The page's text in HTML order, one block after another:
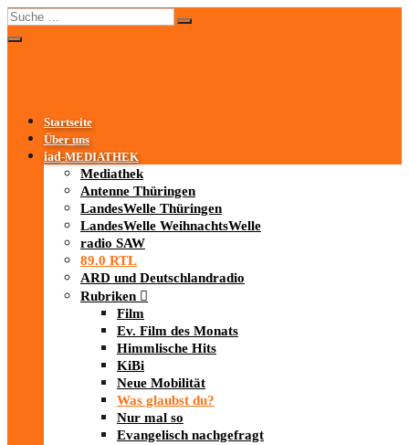
Startseite
Über uns
iad-MEDIATHEK
Mediathek
Antenne Thüringen
LandesWelle Thüringen
LandesWelle WeihnachtsWelle
radio SAW
89.0 RTL
ARD und Deutschlandradio
Rubriken
Film
Ev. Film des Monats
Himmlische Hits
KiBi
Neue Mobilität
Was glaubst du?
Nur mal so
Evangelisch nachgefragt